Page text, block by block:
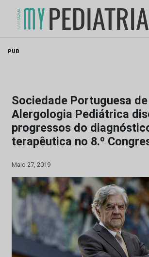
PUB
Sociedade Portuguesa de
Alergologia Pediátrica
progressos do
terapêutica no 8.º
Maio 27, 2019